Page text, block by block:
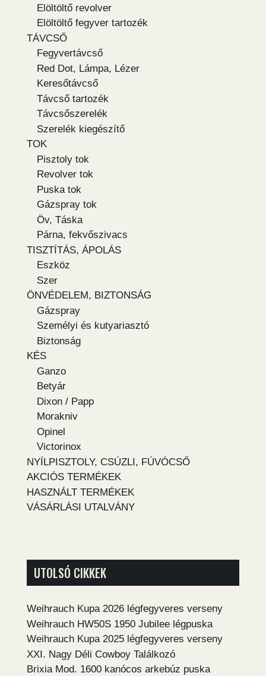
Elöltöltő revolver
Elöltöltő fegyver tartozék
TÁVCSŐ
Fegyvertávcső
Red Dot, Lámpa, Lézer
Keresőtávcső
Távcső tartozék
Távcsőszerelék
Szerelék kiegészítő
TOK
Pisztoly tok
Revolver tok
Puska tok
Gázspray tok
Öv, Táska
Párna, fekvőszivacs
TISZTÍTÁS, ÁPOLÁS
Eszköz
Szer
ÖNVÉDELEM, BIZTONSÁG
Gázspray
Személyi és kutyariasztó
Biztonság
KÉS
Ganzo
Betyár
Dixon / Papp
Morakniv
Opinel
Victorinox
NYÍLPISZTOLY, CSÚZLI, FÚVÓCSŐ
AKCIÓS TERMÉKEK
HASZNÁLT TERMÉKEK
VÁSÁRLÁSI UTALVÁNY
UTOLSÓ CIKKEK
Weihrauch Kupa 2026 légfegyveres verseny
Weihrauch HW50S 1950 Jubilee légpuska
Weihrauch Kupa 2025 légfegyveres verseny
XXI. Nagy Déli Cowboy Találkozó
Brixia Mod. 1600 kanócos arkebúz puska